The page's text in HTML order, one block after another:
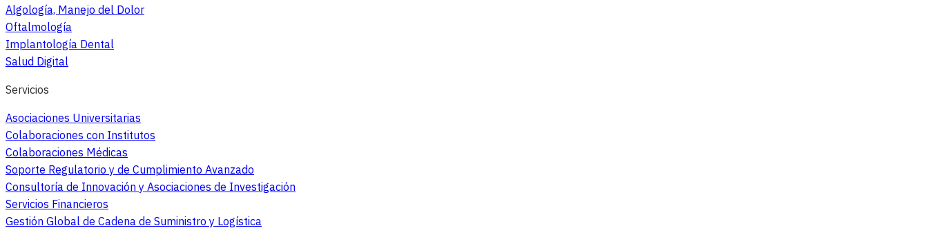
Algología, Manejo del Dolor
Oftalmología
Implantología Dental
Salud Digital
Servicios
Asociaciones Universitarias
Colaboraciones con Institutos
Colaboraciones Médicas
Soporte Regulatorio y de Cumplimiento Avanzado
Consultoría de Innovación y Asociaciones de Investigación
Servicios Financieros
Gestión Global de Cadena de Suministro y Logística